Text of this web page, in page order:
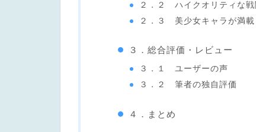
２．２ ハイクオリティな戦
２．３ 美少女キャラが満載
３．総合評価・レビュー
３．１ ユーザーの声
３．２ 筆者の独自評価
４．まとめ